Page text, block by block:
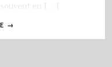
souvent en […]
→